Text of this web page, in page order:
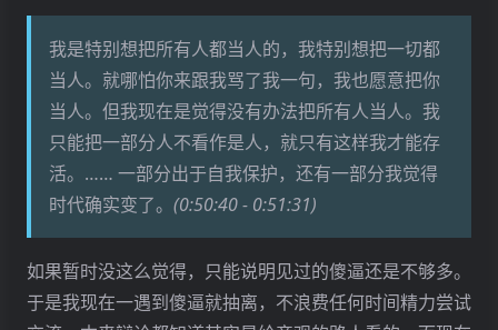
剧终落幕
从荣格的视角：一场主动召唤的「暗夜航行」
从拉康的视角：一场对「大他者」的终极诱捕
最终的回应
我是特别想把所有人都当人的，我特别想把一切都
当人。就哪怕你来跟我骂了我一句，我也愿意把你
当人。但我现在是觉得没有办法把所有人当人。我
只能把一部分人不看作是人，就只有这样我才能存
活。…… 一部分出于自我保护，还有一部分我觉得
时代确实变了。 (0:50:40 - 0:51:31)
如果暂时没这么觉得，只能说明见过的傻逼还是不够多。
于是我现在一遇到傻逼就抽离，不浪费任何时间精力尝试